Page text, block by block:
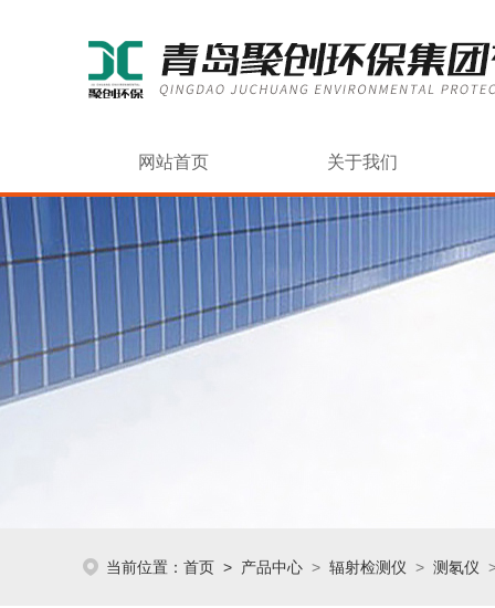
网站首页 关于我们
当前位置： 首页 > 产品中心 > 辐射检测仪 > 测氡仪